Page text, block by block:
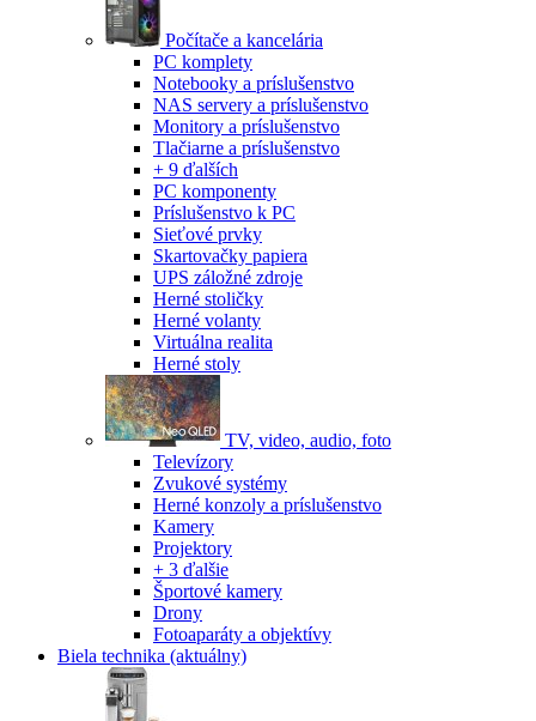
Počítače a kancelária
PC komplety
Notebooky a príslušenstvo
NAS servery a príslušenstvo
Monitory a príslušenstvo
Tlačiarne a príslušenstvo
+ 9 ďalších
PC komponenty
Príslušenstvo k PC
Sieťové prvky
Skartovačky papiera
UPS záložné zdroje
Herné stoličky
Herné volanty
Virtuálna realita
Herné stoly
TV, video, audio, foto
Televízory
Zvukové systémy
Herné konzoly a príslušenstvo
Kamery
Projektory
+ 3 ďalšie
Športové kamery
Drony
Fotoaparáty a objektívy
Biela technika (aktuálny)